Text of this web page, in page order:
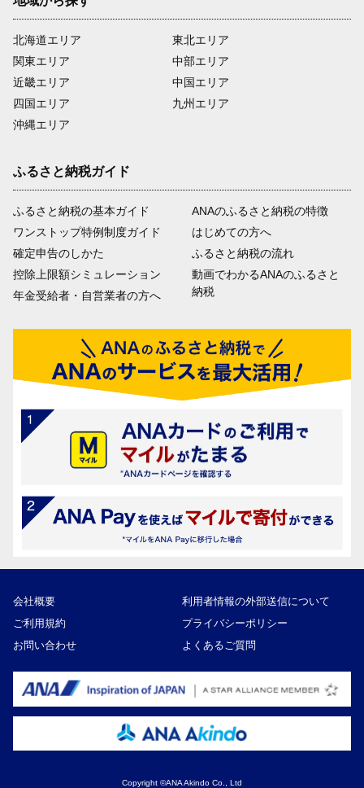
北海道エリア
関東エリア
近畿エリア
四国エリア
沖縄エリア
東北エリア
中部エリア
中国エリア
九州エリア
ふるさと納税ガイド
ふるさと納税の基本ガイド
ワンストップ特例制度ガイド
確定申告のしかた
控除上限額シミュレーション
年金受給者・自営業者の方へ
ANAのふるさと納税の特徴
はじめての方へ
ふるさと納税の流れ
動画でわかるANAのふるさと
納税
会社概要
利用者情報の外部送信について
ご利用規約
プライバシーポリシー
お問い合わせ
よくあるご質問
Copyright ©ANA Akindo Co., Ltd